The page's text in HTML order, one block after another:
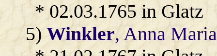
* 02.03.1765 in Glatz
5)Winkler, Anna